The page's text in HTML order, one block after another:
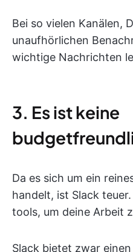
Bei so vielen Kanälen,
unaufhörlichen
wichtige Nachrichten
3. Es ist keine
Da es sich um ein
handelt, ist Slack
tools, um deine Arbeit
Slack bietet zwar